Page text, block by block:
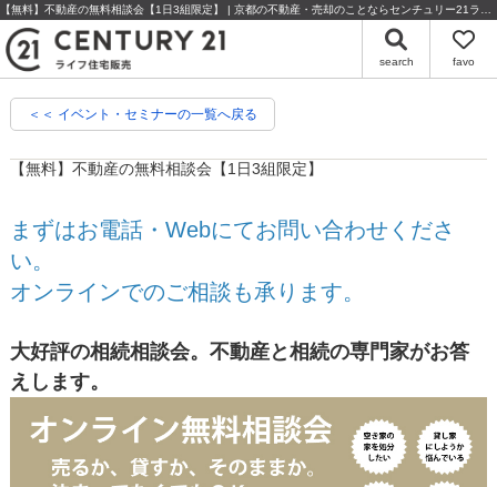
search favo
＜＜ イベント・セミナーの一覧へ戻る
【無料】不動産の無料相談会【1日3組限定】
まずはお電話・Webにてお問い合わせくださ
い。
オンラインでのご相談も承ります。
大好評の相続相談会。不動産と相続の専門家がお答
えします。